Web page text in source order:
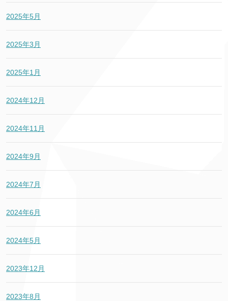
2025年5月
2025年3月
2025年1月
2024年12月
2024年11月
2024年9月
2024年7月
2024年6月
2024年5月
2023年12月
2023年8月